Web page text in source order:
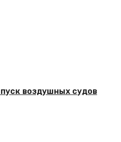
воздушных судов